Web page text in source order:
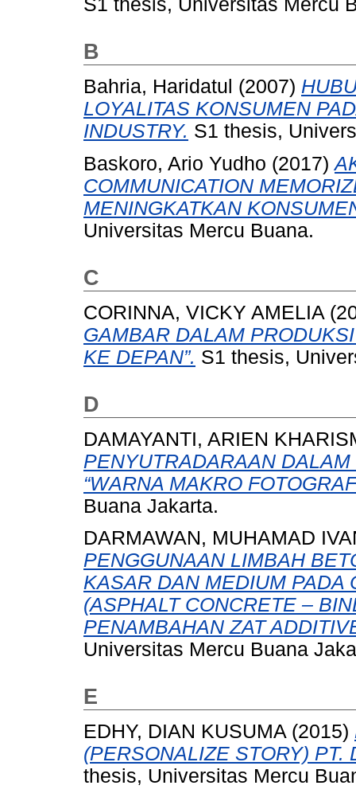
S1 thesis, Universitas Mercu
B
Bahria, Haridatul (2007)
LOYALITAS KONSUMEN
INDUSTRY. S1 thesis,
Baskoro, Ario Yudho (2017)
COMMUNICATION
MENINGKATKAN
Universitas Mercu Buana.
C
CORINNA, VICKY AMELIA
GAMBAR DALAM
KE DEPAN”. S1 thesis,
D
DAMAYANTI, ARIEN
PENYUTRADARAAN
“WARNA MAKRO
Buana Jakarta.
DARMAWAN, MUHAMAD
PENGGUNAAN LIMBAH
KASAR DAN MEDIUM PADA
(ASPHALT CONCRETE –
PENAMBAHAN ZAT
Universitas Mercu Buana
E
EDHY, DIAN KUSUMA (2015)
(PERSONALIZE STORY) PT.
thesis, Universitas Mercu